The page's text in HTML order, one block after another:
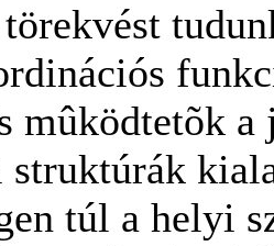
törekvést
mûködtetõk
struktúrák
túl a helyi